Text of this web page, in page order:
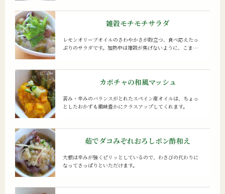
雑穀モチモチサラダ
レモンオリーブオイルのさわやかさが際立つ、食べ応えたっ
ぷりのサラダです。加熱中は雑穀が焦げないように、こまめ
カボチャの和風マッシュ
苦み・辛みのバランスがとれたスペイン産オイルは、ちょっ
としたおかずも風味豊かにクラスアップしてくれます。
茹でダコみぞれおろしポン酢和え
大根は辛みが強くピリッとしているので、わさびの代わりに
なってさっぱりといただけます。